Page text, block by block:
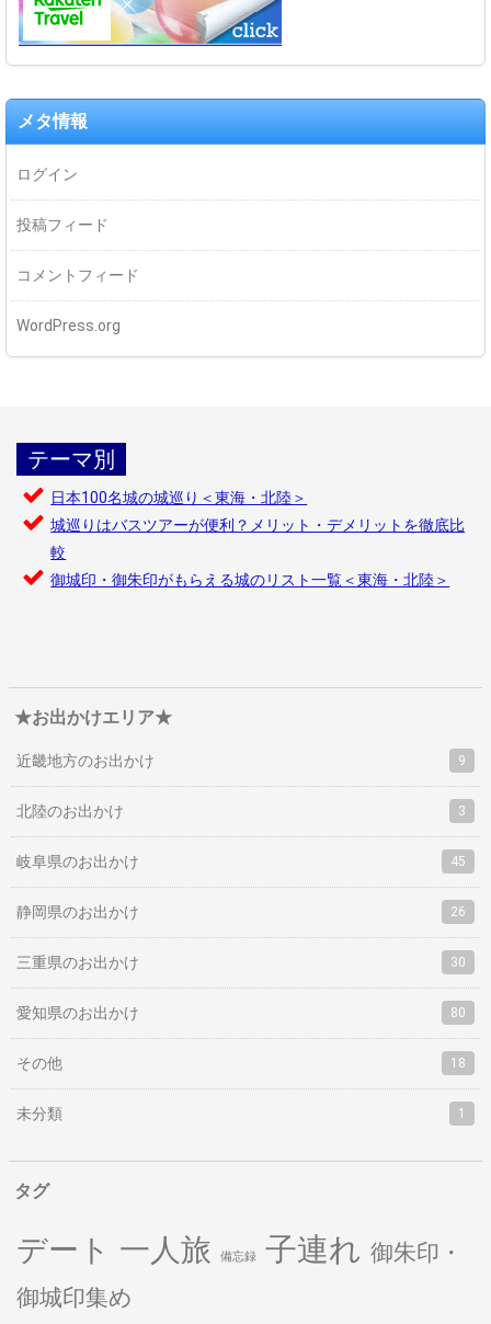
メタ情報
ログイン
投稿フィード
コメントフィード
WordPress.org
テーマ別
日本100名城の城巡り＜東海・北陸＞
城巡りはバスツアーが便利？メリット・デメリットを徹底比
較
御城印・御朱印がもらえる城のリスト一覧＜東海・北陸＞
★お出かけエリア★
近畿地方のお出かけ 9
北陸のお出かけ 3
岐阜県のお出かけ 45
静岡県のお出かけ 26
三重県のお出かけ 30
愛知県のお出かけ 80
その他 18
未分類 1
タグ
デート 一人旅 備忘録 子連れ 御朱印・
御城印集め